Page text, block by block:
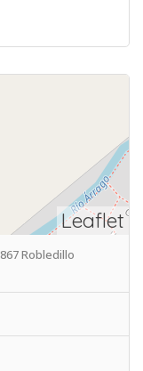
Leaflet
Robledillo